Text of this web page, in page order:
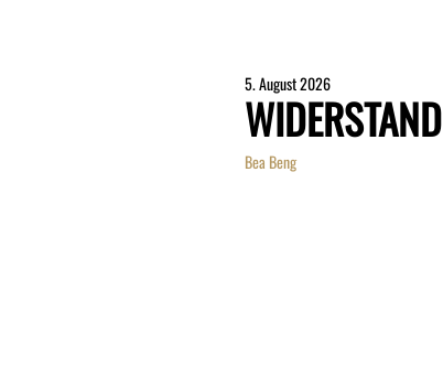
5. August 2026
WIDERSTAND
Bea Beng